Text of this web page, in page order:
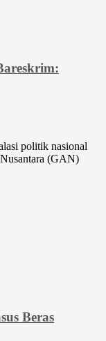
politik nasional
(GAN)
Beras